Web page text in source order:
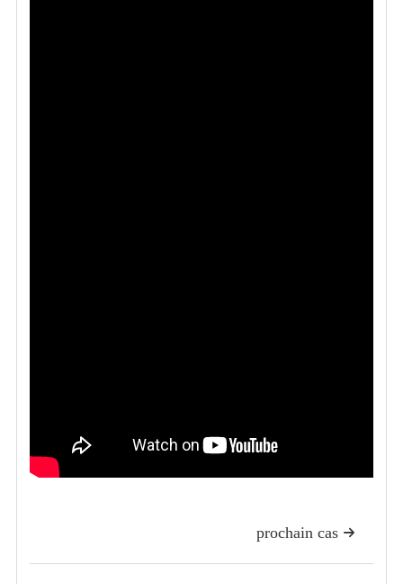

prochain cas